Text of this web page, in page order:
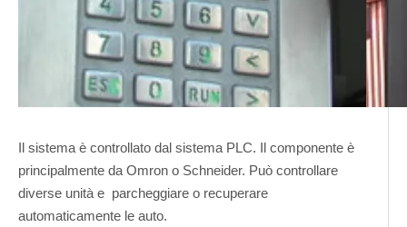
Il sistema è controllato dal sistema PLC. Il componente è
principalmente da Omron o Schneider. Può controllare
diverse unità e parcheggiare o recuperare
automaticamente le auto.